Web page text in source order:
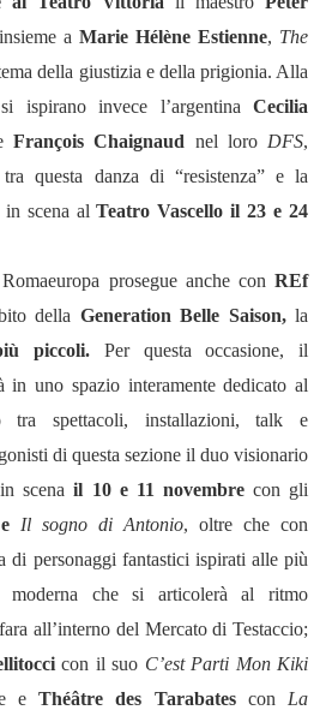
a Marie Hélène Estienne, The
della giustizia e della prigionia. Alla
ispirano invece l’argentina Cecilia
François Chaignaud nel loro DFS,
tra questa danza di “resistenza” e la
in scena alTeatro Vascello il 23 e 24
prosegue anche con REf
della Generation Belle Saison,la
piccoli. Per questa occasione, il
in uno spazio interamente dedicato al
tra spettacoli, installazioni, talk e
di questa sezione il duo visionario
in scenail 10 e 11 novembrecon gli
e Il sogno di Antonio, oltre che con
di personaggi fantastici ispirati alle più
moderna che si articolerà al ritmo
all’interno del Mercato di Testaccio;
con il suo C’est Parti Mon Kiki
eThéâtre des Tarabatescon La